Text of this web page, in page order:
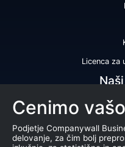
Licenca za
Certifikat
Cenimo
Podjetje Companywall
delovanje, za čim bolj